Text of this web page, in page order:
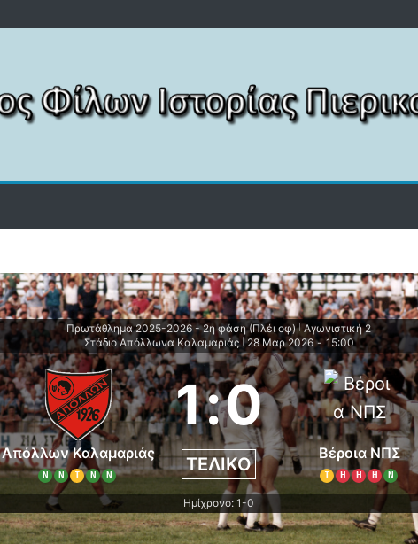
Πρωτάθλημα 2025-2026 - 2η φάση (Πλέι οφ) | Αγωνιστική 2
Στάδιο Απόλλωνα Καλαμαριάς 28 Μαρ 2026 - 15:00
Απόλλων Καλαμαριάς
Ν Ν Ι Ν Ν
1:0
ΤΕΛΙΚΌ
Βέροια ΝΠΣ
Ι Η Η Η Ν
Ημίχρονο: 1-0